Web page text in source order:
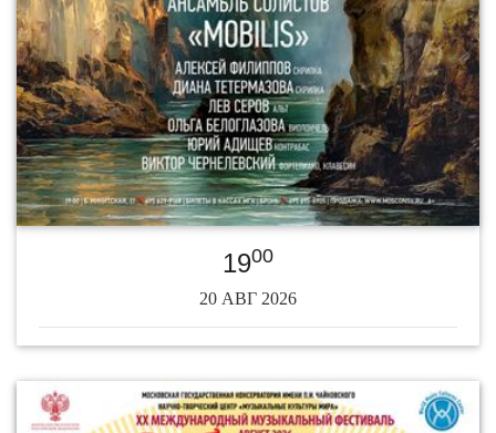
1900
20 АВГ 2026